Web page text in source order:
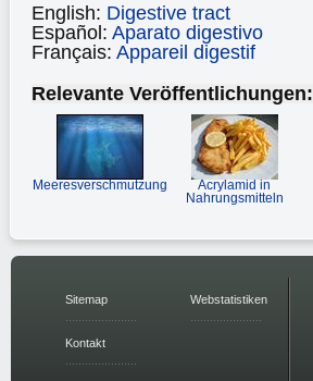
English: Digestive tract
Español: Aparato digestivo
Français: Appareil digestif
Relevante Veröffentlichungen:
Meeresverschmutzung
Acrylamid in
Nahrungsmitteln
Sitemap
Kontakt
Webstatistiken